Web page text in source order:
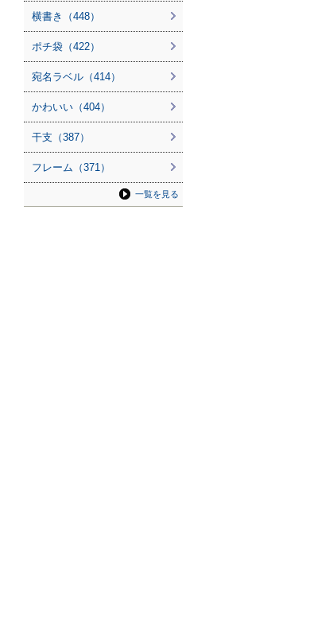
横書き（448）
ポチ袋（422）
宛名ラベル（414）
かわいい（404）
干支（387）
フレーム（371）
一覧を見る